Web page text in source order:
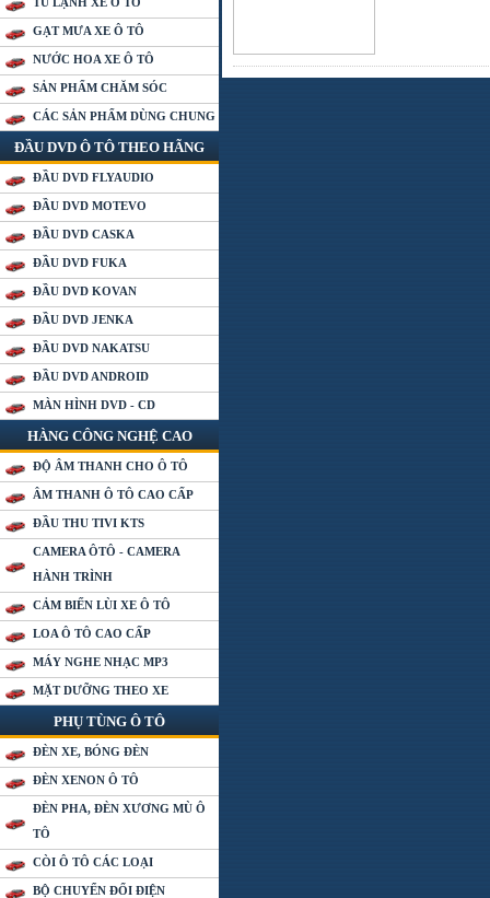
GẠT MƯA XE Ô TÔ
NƯỚC HOA XE Ô TÔ
SẢN PHẨM CHĂM SÓC
CÁC SẢN PHẨM DÙNG CHUNG
ĐẦU DVD Ô TÔ THEO HÃNG
ĐẦU DVD FLYAUDIO
ĐẦU DVD MOTEVO
ĐẦU DVD CASKA
ĐẦU DVD FUKA
ĐẦU DVD KOVAN
ĐẦU DVD JENKA
ĐẦU DVD NAKATSU
ĐẦU DVD ANDROID
MÀN HÌNH DVD - CD
HÀNG CÔNG NGHỆ CAO
ĐỘ ÂM THANH CHO Ô TÔ
ÂM THANH Ô TÔ CAO CẤP
ĐẦU THU TIVI KTS
CAMERA ÔTÔ - CAMERA
HÀNH TRÌNH
CẢM BIẾN LÙI XE Ô TÔ
LOA Ô TÔ CAO CẤP
MÁY NGHE NHẠC MP3
MẶT DƯỠNG THEO XE
PHỤ TÙNG Ô TÔ
ĐÈN XE, BÓNG ĐÈN
ĐÈN XENON Ô TÔ
ĐÈN PHA, ĐÈN XƯƠNG MÙ Ô
TÔ
CÒI Ô TÔ CÁC LOẠI
BỘ CHUYỂN ĐỔI ĐIỆN